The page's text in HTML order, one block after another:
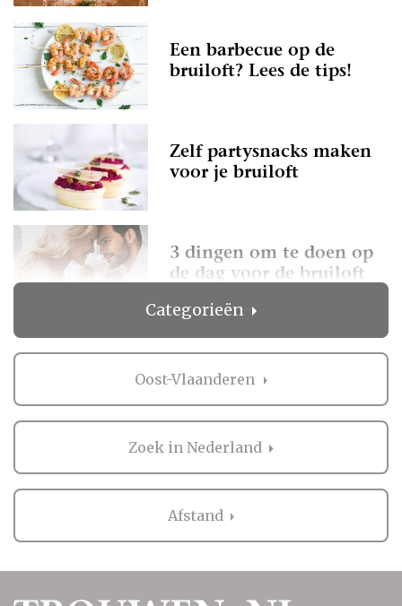
Categorieën
Oost-Vlaanderen
Zoek in Nederland
Afstand
Een barbecue op de
bruiloft? Lees de tips!
Zelf partysnacks maken
voor je bruiloft
3 dingen om te doen op
de dag voor de bruiloft
trouwlocatie?